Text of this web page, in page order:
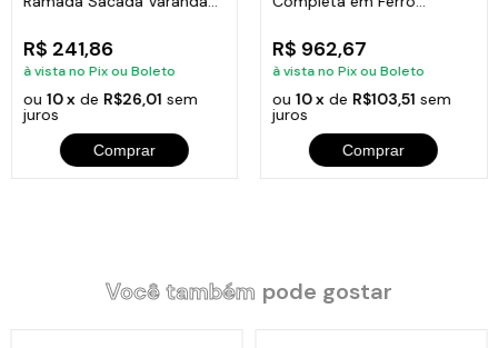
R$ 241,86
à vista no Pix ou Boleto
ou 10 xde R$26,01 sem
juros
Comprar
R$ 962,67
à vista no Pix ou Boleto
ou 10 xde R$103,51 sem
juros
Comprar
Você também pode gostar